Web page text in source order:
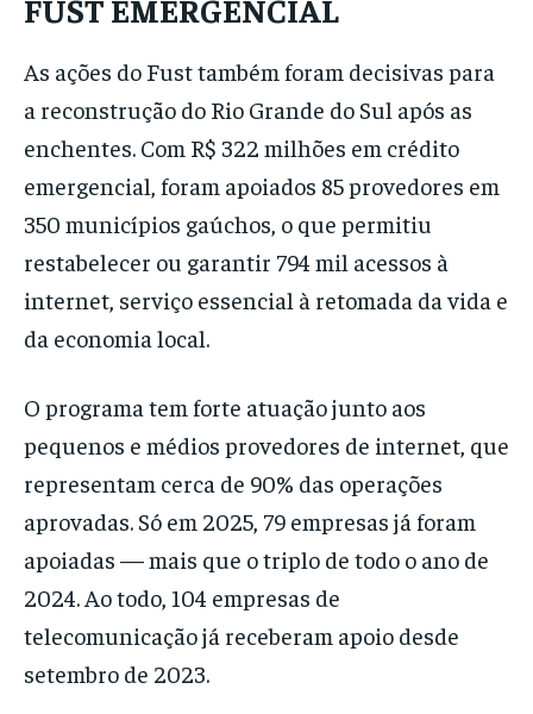
FUST EMERGENCIAL
As ações do Fust também foram decisivas para
a reconstrução do Rio Grande do Sul após as
enchentes. Com R$ 322 milhões em crédito
emergencial, foram apoiados 85 provedores em
350 municípios gaúchos, o que permitiu
restabelecer ou garantir 794 mil acessos à
internet, serviço essencial à retomada da vida e
da economia local.
O programa tem forte atuação junto aos
pequenos e médios provedores de internet, que
representam cerca de 90% das operações
aprovadas. Só em 2025, 79 empresas já foram
apoiadas — mais que o triplo de todo o ano de
2024. Ao todo, 104 empresas de
telecomunicação já receberam apoio desde
setembro de 2023.